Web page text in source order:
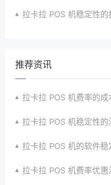
拉卡拉 POS 机稳定性
推荐资讯
拉卡拉 POS 机费率的成
拉卡拉 POS 机稳定性的
拉卡拉 POS 机的软件
拉卡拉 POS 机费率优